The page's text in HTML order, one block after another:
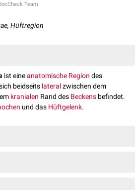
Team
Hüftregion
ist eineanatomische Region des
beidseits lateralzwischen dem
kranialen Rand des Beckens befindet.
und das Hüftgelenk.